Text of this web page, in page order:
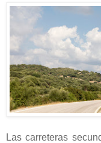
Las carreteras